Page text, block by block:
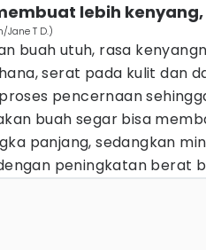
lebih
T D.)
buah utuh, rasa
serat pada kulit dan
pencernaan
buah segar bisa
panjang, sedangkan
peningkatan berat